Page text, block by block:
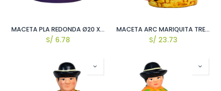
MACETA PLA REDONDA Ø20 X H14 CM
S/ 6.78
MACETA ARC MARIQUITA TREPADA EN MACETA H15 X ↕18 X W15 CM APROX.
S/ 23.73